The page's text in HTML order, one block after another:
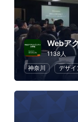
Webア
1138人
神奈川
デザイ